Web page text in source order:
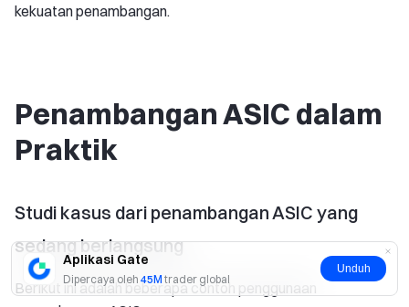
Aplikasi Gate
Dipercaya oleh 45M trader global
Unduh
kekuatan penambangan.
Penambangan ASIC dalam
Praktik
Studi kasus dari penambangan ASIC yang
sedang berlangsung
Berikut ini adalah beberapa contoh penggunaan